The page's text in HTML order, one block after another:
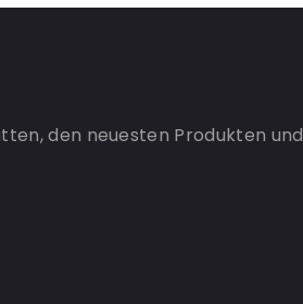
den neuesten Produkten und